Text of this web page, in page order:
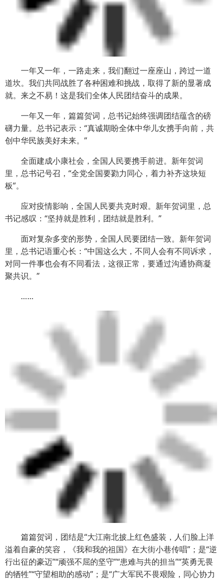
一年又一年，一路走来，我们翻过一座座山，跨过一道
道坎。我们共同战胜了各种困难和挑战，取得了新的显著成
就。来之不易！这是我们全体人民团结奋斗的成果。
一年又一年，篇篇贺词，总书记始终强调团结蕴含的磅
礴力量。总书记表示：“真诚期盼全体中华儿女携手向前，共
创中华民族美好未来。”
全面建成小康社会，全国人民要携手前进。新年贺词
里，总书记号召，“全党全国要勠力同心，着力补齐这块短
板”。
应对疫情影响，全国人民要共克时艰。新年贺词里，总
书记感叹：“坚持就是胜利，团结就是胜利。”
面对复杂多变的形势，全国人民要团结一致。新年贺词
里，总书记语重心长：“中国这么大，不同人会有不同诉求，
对同一件事也会有不同看法，这很正常，要通过沟通协商凝
聚共识。”
……
篇篇贺词，团结是“大江南北披上红色盛装，人们脸上洋
溢着自豪的笑容，《我和我的祖国》在大街小巷传唱”；是“逆
行出征的豪迈”“顽强不屈的坚守”“患难与共的担当”“英勇无畏
的牺牲”“守望相助的感动”；是“广大军民不畏艰险，同心协力